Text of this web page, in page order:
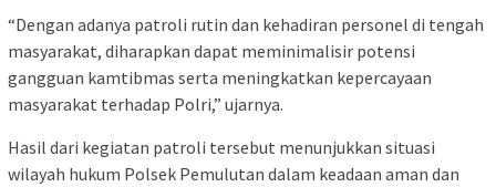
“Dengan adanya patroli rutin dan kehadiran personel di tengah
masyarakat, diharapkan dapat meminimalisir potensi
gangguan kamtibmas serta meningkatkan kepercayaan
masyarakat terhadap Polri,” ujarnya.
Hasil dari kegiatan patroli tersebut menunjukkan situasi
wilayah hukum Polsek Pemulutan dalam keadaan aman dan